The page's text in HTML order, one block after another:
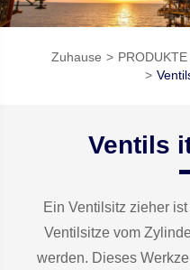
Zuhause PRODUKTE
Ventils
Ein Ventilsitz zieher
Ventilsitze vom
werden. Dieses